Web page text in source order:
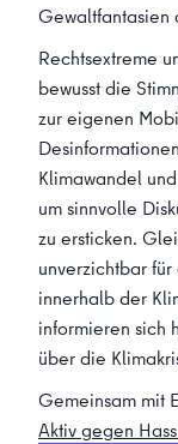
Gewaltfantasien
Rechtsextreme
bewusst die
zur eigenen
Klimawandel
um sinnvolle
zu ersticken.
unverzichtbar
innerhalb der
informieren sich
über die
Gemeinsam mit
Aktiv gegen